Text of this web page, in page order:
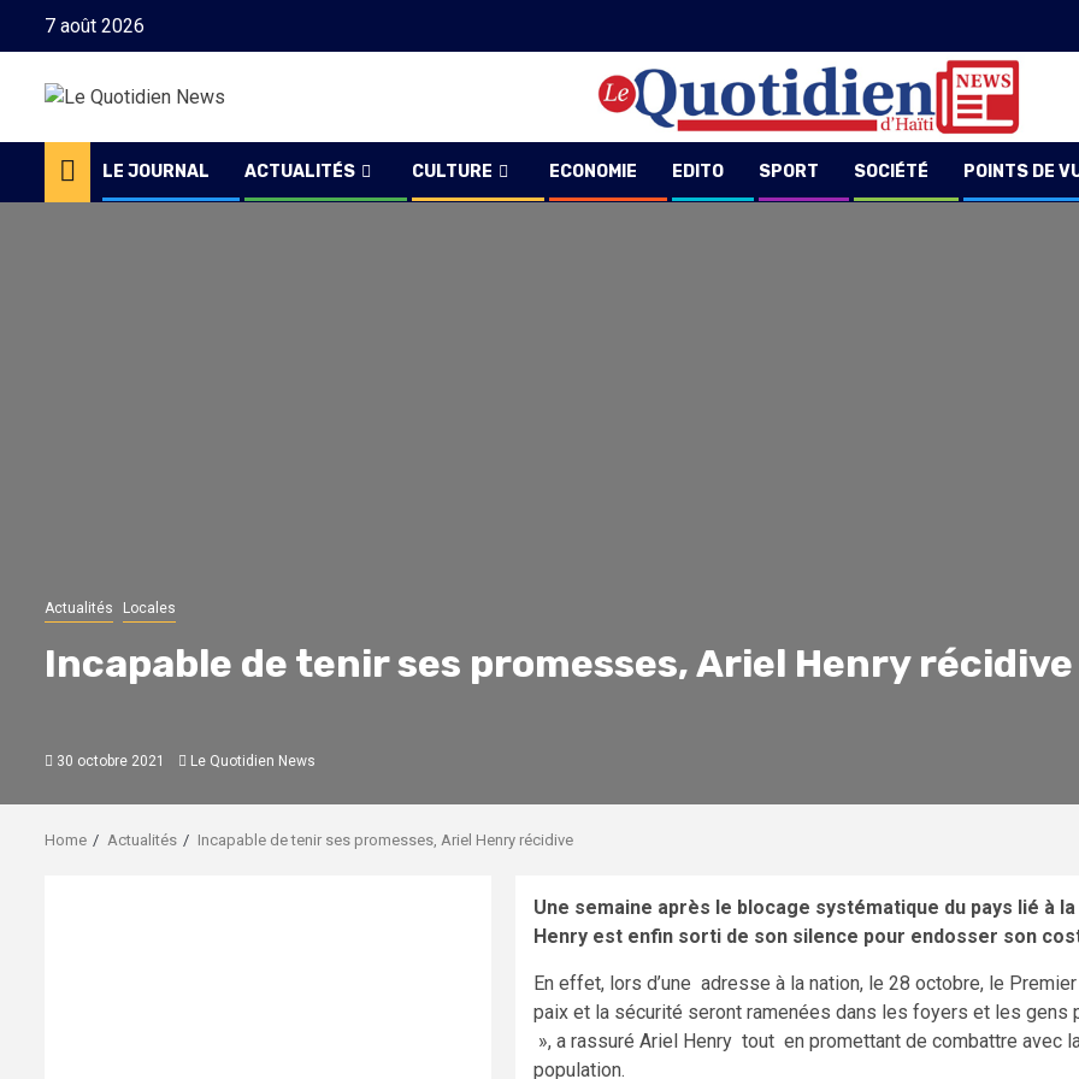
7 août 2026
LE JOURNAL ACTUALITÉS CULTURE ECONOMIE EDITO SPORT SOCIÉTÉ POINTS DE
Actualités Locales
Incapable de tenir ses promesses, Ariel Henry récidive
30 octobre 2021 Le Quotidien News
Home Actualités Incapable de tenir ses promesses, Ariel Henry récidive
Une semaine après le blocage systématique du pays lié à
Henry est enfin sorti de son silence pour endosser son
En effet, lors d’une adresse à la nation, le 28 octobre, le
paix et la sécurité seront ramenées dans les foyers et les
», a rassuré Ariel Henry tout en promettant de combattre avec
population.